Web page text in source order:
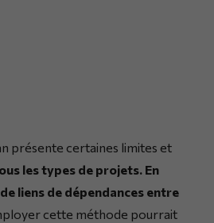
présente certaines limites et
les types de projets. En
liens de dépendances entre
cette méthode pourrait